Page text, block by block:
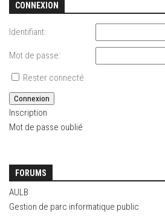
CONNEXION
Identifiant:
Mot de passe:
Rester connecté
Connexion
Inscription
Mot de passe oublié
FORUMS
AULB
Gestion de parc informatique public